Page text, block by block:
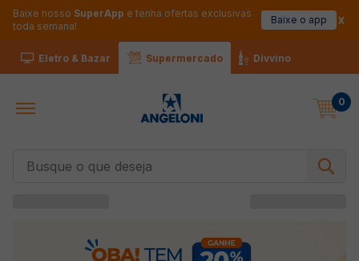
Baixe nosso SuperApp e tenha ofertas exclusivas
toda semana!
Baixe o app
Eletro & Bazar Supermercado Divvino
0